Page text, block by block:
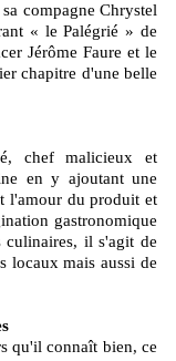
compagne Chrystel
« le Palégrié » de
Jérôme Faure et le
chapitre d'une belle
chef malicieux et
en y ajoutant une
l'amour du produit et
gastronomique
culinaires, il s'agit de
locaux mais aussi de
qu'il connaît bien, ce